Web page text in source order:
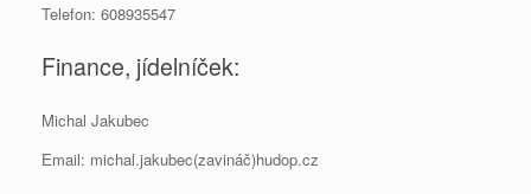
Telefon: 608935547
Finance, jídelníček:
Michal Jakubec
Email: michal.jakubec(zavináč)hudop.cz